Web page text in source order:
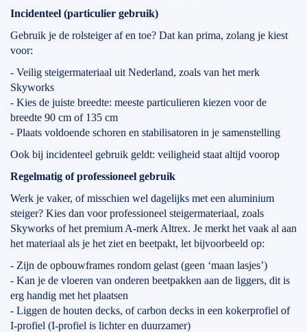
Incidenteel (particulier gebruik)
Gebruik je de rolsteiger af en toe? Dat kan prima, zolang je kiest
voor:
- Veilig steigermateriaal uit Nederland, zoals van het merk
Skyworks
- Kies de juiste breedte: meeste particulieren kiezen voor de
breedte 90 cm of 135 cm
- Plaats voldoende schoren en stabilisatoren in je samenstelling
Ook bij incidenteel gebruik geldt: veiligheid staat altijd voorop
Regelmatig of professioneel gebruik
Werk je vaker, of misschien wel dagelijks met een aluminium
steiger? Kies dan voor professioneel steigermateriaal, zoals
Skyworks of het premium A-merk Altrex. Je merkt het vaak al aan
het materiaal als je het ziet en beetpakt, let bijvoorbeeld op:
- Zijn de opbouwframes rondom gelast (geen ‘maan lasjes’)
- Kan je de vloeren van onderen beetpakken aan de liggers, dit is
erg handig met het plaatsen
- Liggen de houten decks, of carbon decks in een kokerprofiel of
I-profiel (I-profiel is lichter en duurzamer)